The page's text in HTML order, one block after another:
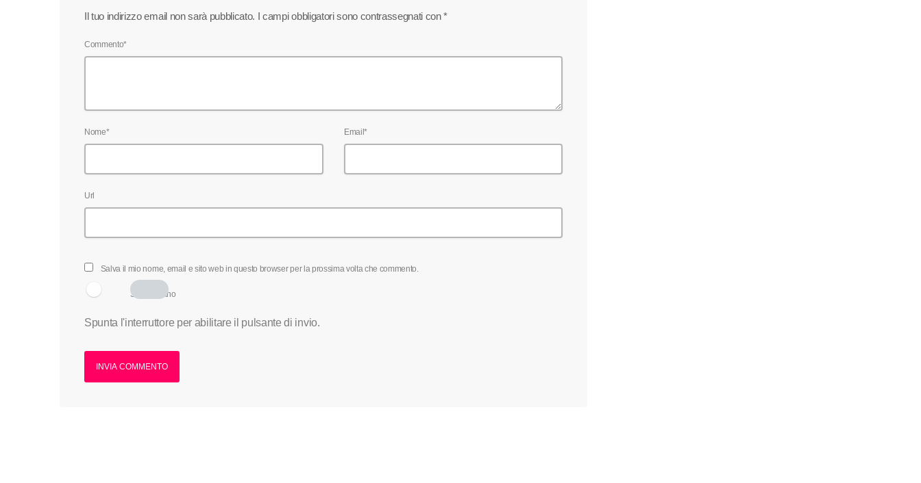
Il tuo indirizzo email non sarà pubblicato. I campi obbligatori sono contrassegnati con *
Commento*
Nome* Email*
Url
Salva il mio nome, email e sito web in questo browser per la prossima volta che commento.
Sono umano
Spunta l'interruttore per abilitare il pulsante di invio.